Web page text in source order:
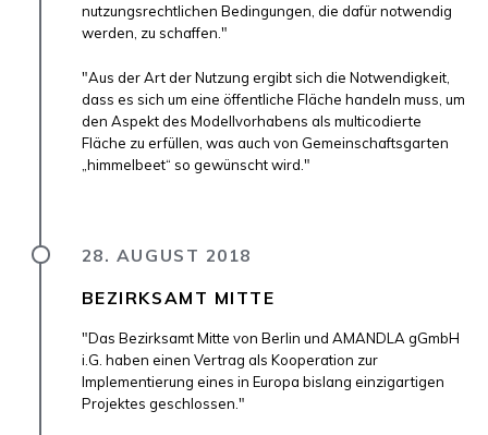
nutzungsrechtlichen Bedingungen, die dafür notwendig
werden, zu schaffen."
"Aus der Art der Nutzung ergibt sich die Notwendigkeit,
dass es sich um eine öffentliche Fläche handeln muss, um
den Aspekt des Modellvorhabens als multicodierte
Fläche zu erfüllen, was auch von Gemeinschaftsgarten
„himmelbeet“ so gewünscht wird."
28. AUGUST 2018
BEZIRKSAMT MITTE
"Das Bezirksamt Mitte von Berlin und AMANDLAgGmbH
i.G. haben einen Vertrag als Kooperation zur
Implementierung eines in Europa bislang einzigartigen
Projektes geschlossen."